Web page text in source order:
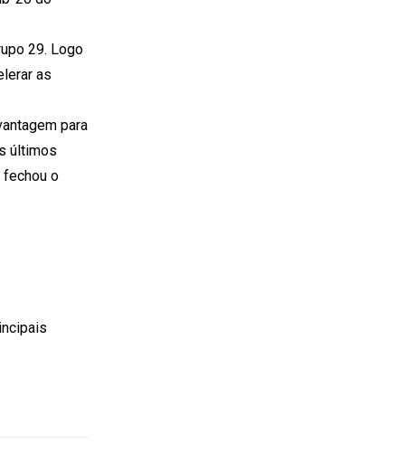
29. Logo
as
para
últimos
fechou o